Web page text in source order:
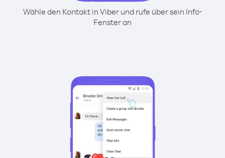
Wähle den Kontakt in Viber und rufe über sein Info-
Fenster an